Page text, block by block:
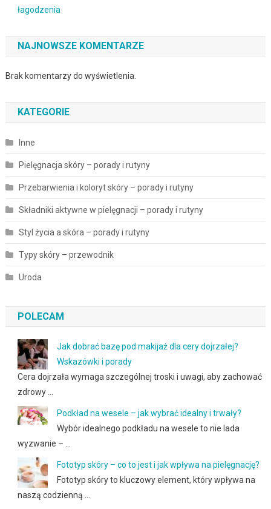
łagodzenia
NAJNOWSZE KOMENTARZE
Brak komentarzy do wyświetlenia.
KATEGORIE
Inne
Pielęgnacja skóry – porady i rutyny
Przebarwienia i koloryt skóry – porady i rutyny
Składniki aktywne w pielęgnacji – porady i rutyny
Styl życia a skóra – porady i rutyny
Typy skóry – przewodnik
Uroda
POLECAM
Jak dobrać bazę pod makijaż dla cery dojrzałej?
Wskazówki i porady
Cera dojrzała wymaga szczególnej troski i uwagi, aby zachować
zdrowy …
Podkład na wesele – jak wybrać idealny i trwały?
Wybór idealnego podkładu na wesele to nie lada
wyzwanie – …
Fototyp skóry – co to jest i jak wpływa na pielęgnację?
Fototyp skóry to kluczowy element, który wpływa na
naszą codzienną …